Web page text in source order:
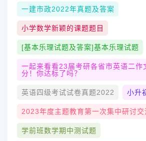
一建市政2022年真题及答案
小学数学新颖的课题题目
[基本乐理试题及答案]基本乐理试题
一起来看看23届考研各省市英语二作
分！你达标了吗？
英语四级考试试卷真题2022 小升
2023年度主题教育第一次集中研讨交
学前班数学期中测试题